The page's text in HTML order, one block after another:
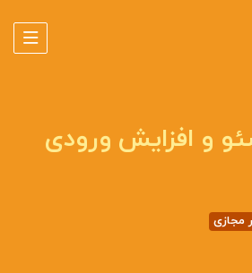
و افزایش ورودی
مجازی